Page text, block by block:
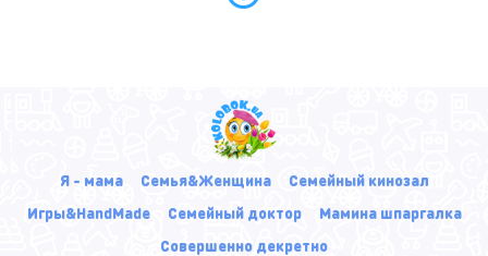
Я - мама Семья&Женщина
Семейный кинозал
Игры&HandMade
Семейный доктор
Мамина шпаргалка
Совершенно декретно